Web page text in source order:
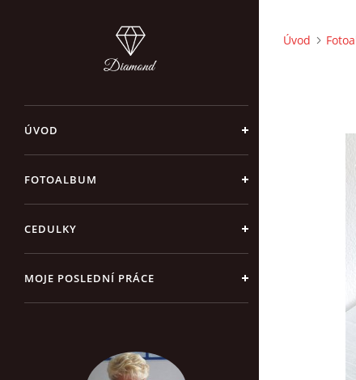
ÚVOD
FOTOALBUM
CEDULKY
MOJE POSLEDNÍ PRÁCE
Úvod